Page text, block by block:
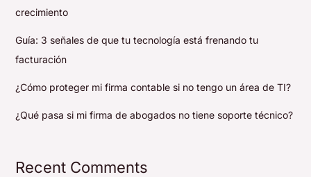
crecimiento
Guía: 3 señales de que tu tecnología está frenando tu
facturación
¿Cómo proteger mi firma contable si no tengo un área de TI?
¿Qué pasa si mi firma de abogados no tiene soporte técnico?
Recent Comments